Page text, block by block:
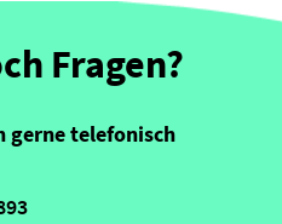
Fragen?
gerne telefonisch